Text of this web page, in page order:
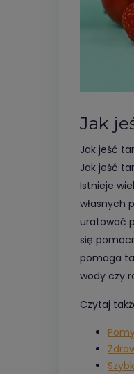
Jak
Jak jeść
Jak jeść
Istnieje
własnych
uratować
się
pomaga
wody czy
Czytaj